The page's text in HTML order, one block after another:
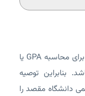
هر دانشگاه ممکن است روش خاصی برای محاسبه GPA یا
بنابراین توصیه
دانشگاه مقصد را